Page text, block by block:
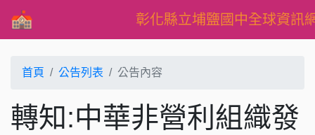
彰化縣立埔鹽國中全球資訊
首頁 公告列表 公告內容
轉知:中華非營利組織發